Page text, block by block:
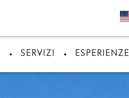
SERVIZI ESPERIENZE